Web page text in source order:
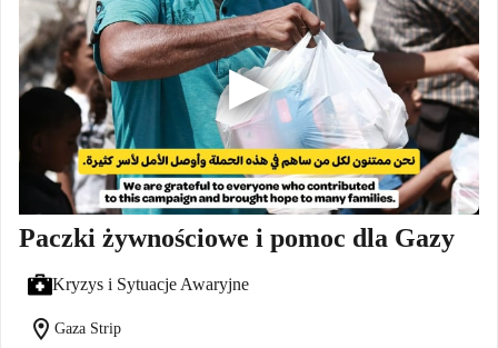
Paczki żywnościowe i pomoc dla Gazy
Kryzys i Sytuacje Awaryjne
location_on Gaza Strip